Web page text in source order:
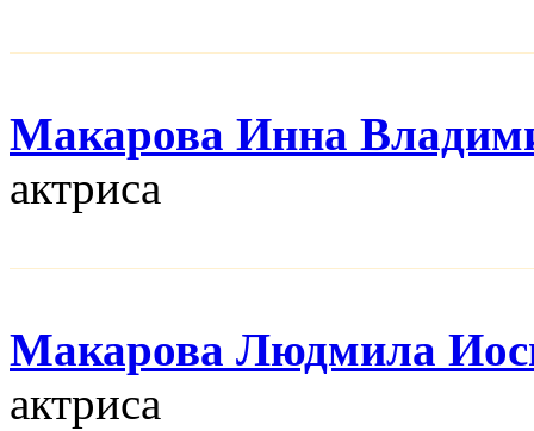
Макарова Инна
актриса
Макарова Людмила
актриса